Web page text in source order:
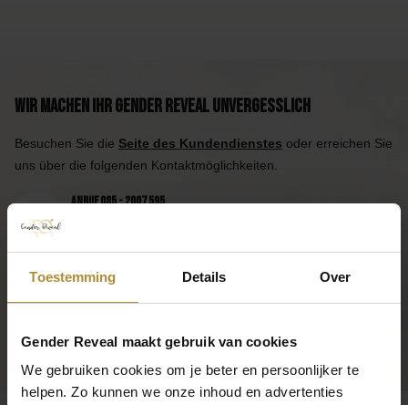
Toestemming Details Over
Gender Reveal maakt gebruik van cookies
We gebruiken cookies om je beter en persoonlijker te
helpen. Zo kunnen we onze inhoud en advertenties
Wir machen Ihr Gender Reveal unvergesslich
Besuchen Sie die Seite des Kundendienstes oder erreichen Sie
uns über die folgenden Kontaktmöglichkeiten.
Anruf 085 - 2007 595